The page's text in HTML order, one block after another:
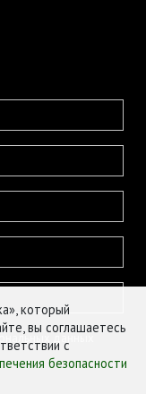
данных
который
вы соглашаетесь
с
безопасности